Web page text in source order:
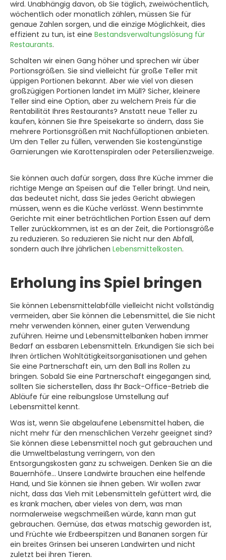
wird. Unabhängig davon, ob Sie täglich, zweiwöchentlich,
wöchentlich oder monatlich zählen, müssen Sie für
genaue Zahlen sorgen, und die einzige Möglichkeit, dies
effizient zu tun, ist eine Bestandsverwaltungslösung für
Restaurants.
Schalten wir einen Gang höher und sprechen wir über
Portionsgrößen. Sie sind vielleicht für große Teller mit
üppigen Portionen bekannt. Aber wie viel von diesen
großzügigen Portionen landet im Müll? Sicher, kleinere
Teller sind eine Option, aber zu welchem Preis für die
Rentabilität Ihres Restaurants? Anstatt neue Teller zu
kaufen, können Sie Ihre Speisekarte so ändern, dass Sie
mehrere Portionsgrößen mit Nachfülloptionen anbieten.
Um den Teller zu füllen, verwenden Sie kostengünstige
Garnierungen wie Karottenspiralen oder Petersilienzweige.
Sie können auch dafür sorgen, dass Ihre Küche immer die
richtige Menge an Speisen auf die Teller bringt. Und nein,
das bedeutet nicht, dass Sie jedes Gericht abwiegen
müssen, wenn es die Küche verlässt. Wenn bestimmte
Gerichte mit einer beträchtlichen Portion Essen auf dem
Teller zurückkommen, ist es an der Zeit, die Portionsgröße
zu reduzieren. So reduzieren Sie nicht nur den Abfall,
sondern auch Ihre jährlichen Lebensmittelkosten.
Erholung ins Spiel bringen
Sie können Lebensmittelabfälle vielleicht nicht vollständig
vermeiden, aber Sie können die Lebensmittel, die Sie nicht
mehr verwenden können, einer guten Verwendung
zuführen. Heime und Lebensmittelbanken haben immer
Bedarf an essbaren Lebensmitteln. Erkundigen Sie sich bei
Ihren örtlichen Wohltätigkeitsorganisationen und gehen
Sie eine Partnerschaft ein, um den Ball ins Rollen zu
bringen. Sobald Sie eine Partnerschaft eingegangen sind,
sollten Sie sicherstellen, dass Ihr Back-Office-Betrieb die
Abläufe für eine reibungslose Umstellung auf
Lebensmittel kennt.
Was ist, wenn Sie abgelaufene Lebensmittel haben, die
nicht mehr für den menschlichen Verzehr geeignet sind?
Sie können diese Lebensmittel noch gut gebrauchen und
die Umweltbelastung verringern, von den
Entsorgungskosten ganz zu schweigen. Denken Sie an die
Bauernhöfe... Unsere Landwirte brauchen eine helfende
Hand, und Sie können sie ihnen geben. Wir wollen zwar
nicht, dass das Vieh mit Lebensmitteln gefüttert wird, die
es krank machen, aber vieles von dem, was man
normalerweise wegschmeißen würde, kann man gut
gebrauchen. Gemüse, das etwas matschig geworden ist,
und Früchte wie Erdbeerspitzen und Bananen sorgen für
ein breites Grinsen bei unseren Landwirten und nicht
zuletzt bei ihren Tieren.